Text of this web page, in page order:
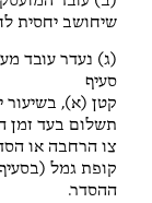
שיחושב יחסית
(ג) נעדר עובד
סעיף
קטן (א), בשיעור
תשלום בעד זמן
צו הרחבה או
קופת גמל
ההסדר.